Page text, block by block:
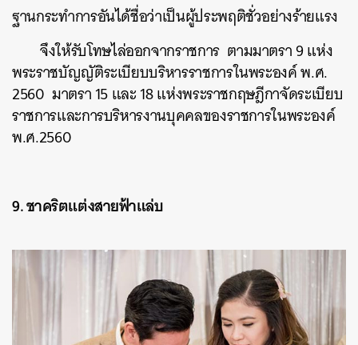
ฐานกระทำการอันได้ชื่อว่าเป็นผู้ประพฤติชั่วอย่างร้ายแรง
จึงให้รับโทษไล่ออกจากราชการ ตามมาตรา 9 แห่ง
พระราชบัญญัติระเบียบบริหารราชการในพระองค์ พ.ศ.
2560 มาตรา 15 และ 18 แห่งพระราชกฤษฎีกาจัดระเบียบ
ราชการและการบริหารงานบุคคลของราชการในพระองค์
พ.ศ.2560
9. ชาคริตแต่งสายฟ้าแล่บ